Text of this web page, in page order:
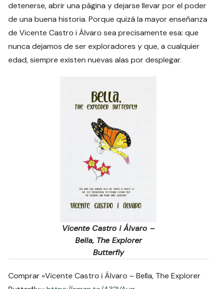
detenerse, abrir una página y dejarse llevar por el poder
de una buena historia. Porque quizá la mayor enseñanza
de Vicente Castro i Álvaro sea precisamente esa: que
nunca dejamos de ser exploradores y que, a cualquier
edad, siempre existen nuevas alas por desplegar.
Vicente Castro i Álvaro –
Bella, The Explorer
Butterfly
Comprar «Vicente Castro i Álvaro – Bella, The Explorer